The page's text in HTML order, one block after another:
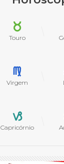
Touro
Virgem
Capricórnio